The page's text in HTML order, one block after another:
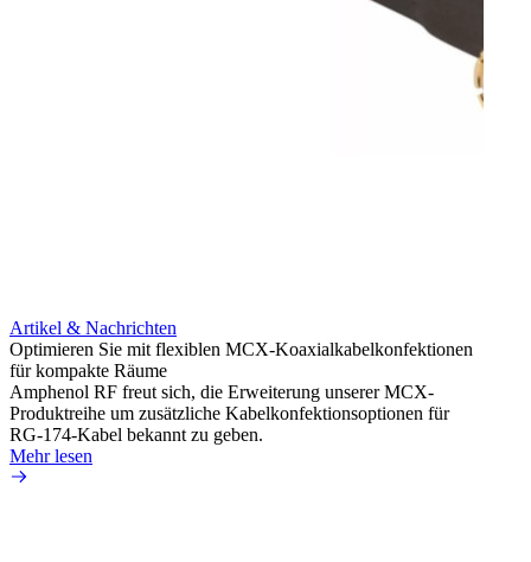
Artikel & Nachrichten
Optimieren Sie mit flexiblen MCX-Koaxialkabelkonfektionen
für kompakte Räume
Amphenol RF freut sich, die Erweiterung unserer MCX-
Produktreihe um zusätzliche Kabelkonfektionsoptionen für
RG-174-Kabel bekannt zu geben.
Mehr lesen